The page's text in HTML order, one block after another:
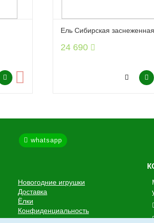
Ель Сибирская заснеженная
24 690
whatsapp
Новогодние игрушки
Доставка
Ёлки
Конфиденциальность